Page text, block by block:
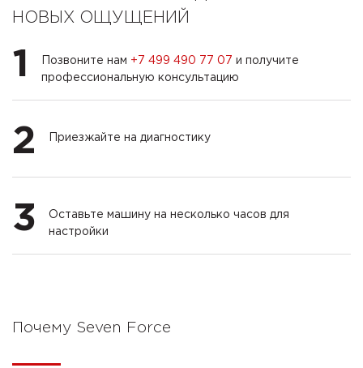
НОВЫХ ОЩУЩЕНИЙ
1 Позвоните нам +7 499 490 77 07 и получите
профессиональную консультацию
2 Приезжайте на диагностику
3
Оставьте машину на несколько часов для
настройки
Почему Seven Force